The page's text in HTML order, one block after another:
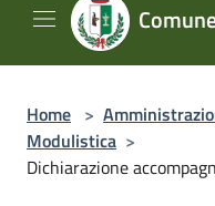
Home >
Modulistica >
Dichiarazione